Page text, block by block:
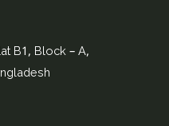
B1, Block – A,